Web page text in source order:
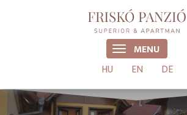
MENU
HU
EN DE